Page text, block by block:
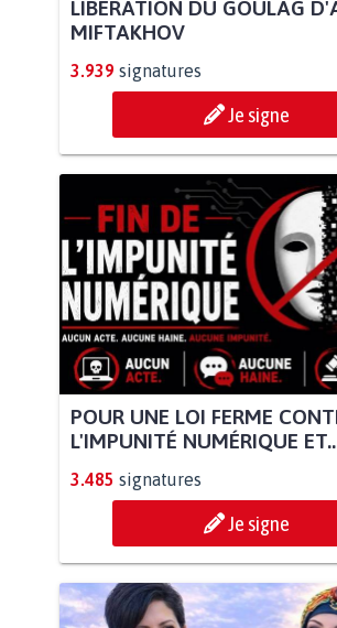
LIBÉRATION DU GOULAG
MIFTAKHOV
3.939 signatures
Je signe
POUR UNE LOI FERME
L'IMPUNITÉ NUMÉRIQUE
3.485 signatures
Je signe